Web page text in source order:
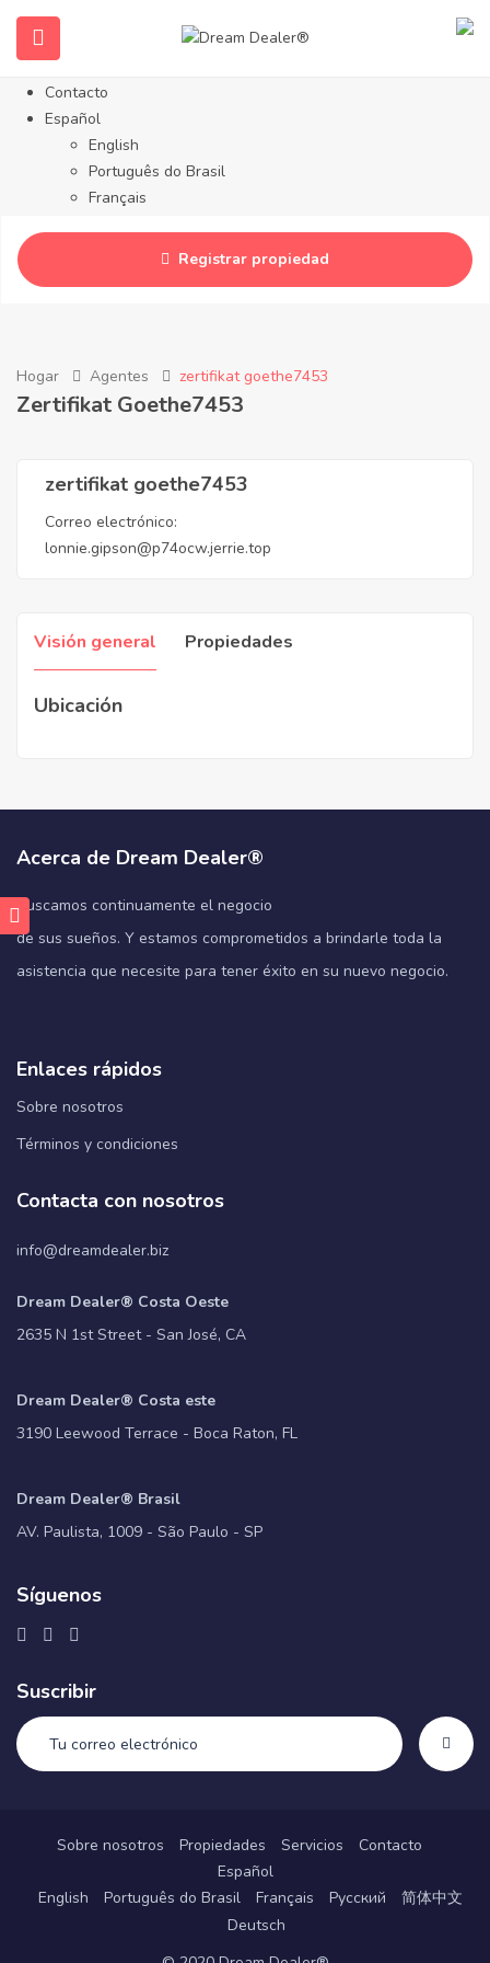
Sobre nosotros
Servicios
Contacto
Español
English
Português do Brasil
Français
Registrar propiedad
Hogar Agentes zertifikat goethe7453
Zertifikat Goethe7453
zertifikat goethe7453
Correo electrónico:
lonnie.gipson@p74ocw.jerrie.top
Visión general Propiedades
Ubicación
Acerca de Dream Dealer®
Buscamos continuamente el negocio
de sus sueños. Y estamos comprometidos a brindarle toda la
asistencia que necesite para tener éxito en su nuevo negocio.
Enlaces rápidos
Sobre nosotros
Términos y condiciones
Contacta con nosotros
info@dreamdealer.biz
Dream Dealer® Costa Oeste
2635 N 1st Street - San José, CA
Dream Dealer® Costa este
3190 Leewood Terrace - Boca Raton, FL
Dream Dealer® Brasil
AV. Paulista, 1009 - São Paulo - SP
Síguenos
Suscribir
Sobre nosotros Propiedades Servicios
Contacto
Español
English
Português do Brasil Français Русский
简体中文
Deutsch